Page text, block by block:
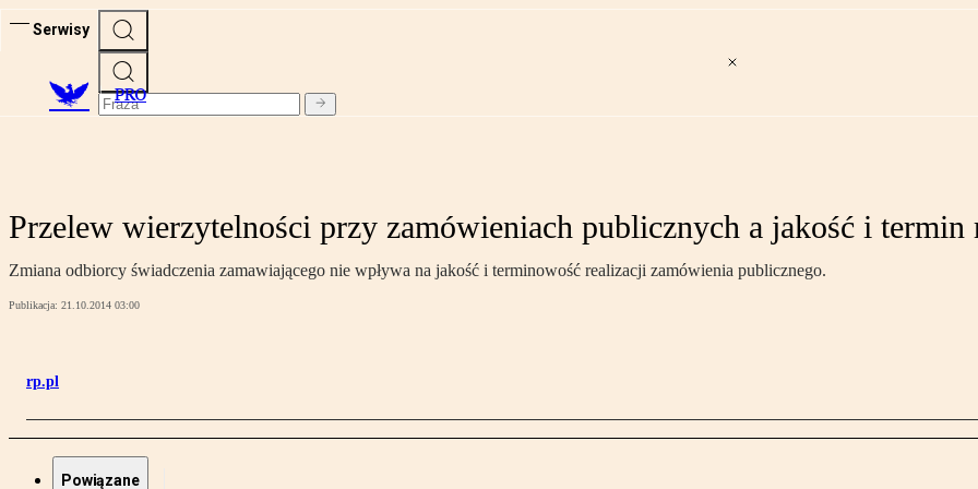
Serwisy
PRO
Przelew wierzytelności przy zamówieniach publicznych a jakość i termin
Zmiana odbiorcy świadczenia zamawiającego nie wpływa na jakość i terminowość realizacji zamówienia publicznego.
Publikacja: 21.10.2014 03:00
rp.pl
Powiązane